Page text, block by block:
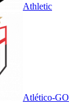
Athletic
Atlético-GO